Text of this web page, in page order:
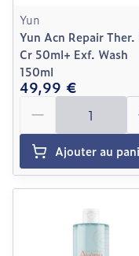
Yun
Yun Acn Repair Ther.
Cr 50ml+ Exf. Wash
150ml
49,99 €
Quantité
Ajouter au